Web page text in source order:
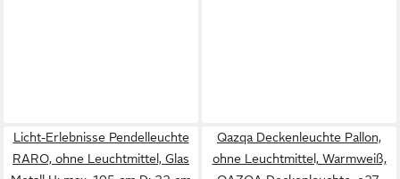
Licht-Erlebnisse Pendelleuchte
RARO, ohne Leuchtmittel, Glas
Qazqa Deckenleuchte Pallon,
ohne Leuchtmittel, Warmweiß,